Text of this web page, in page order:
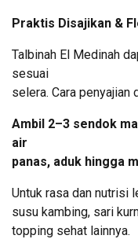
Praktis Disajikan &
Talbinah El Medinah
sesuai
selera. Cara penyajian
Ambil 2–3 sendok
air
panas, aduk hingga
Untuk rasa dan nutrisi
susu kambing, sari
topping sehat lainnya.